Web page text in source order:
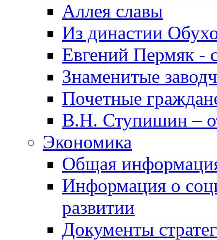
Аллея славы
Из династии
Евгений Пермяк -
Знаменитые
Почетные
В.Н. Ступишин –
Экономика
Общая
Информация о
развитии
Документы